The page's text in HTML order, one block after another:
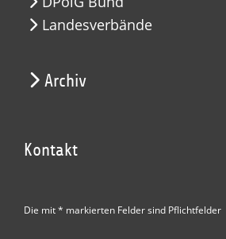
Landesverbände
Archiv
Kontakt
Die mit * markierten Felder sind Pflichtfelder